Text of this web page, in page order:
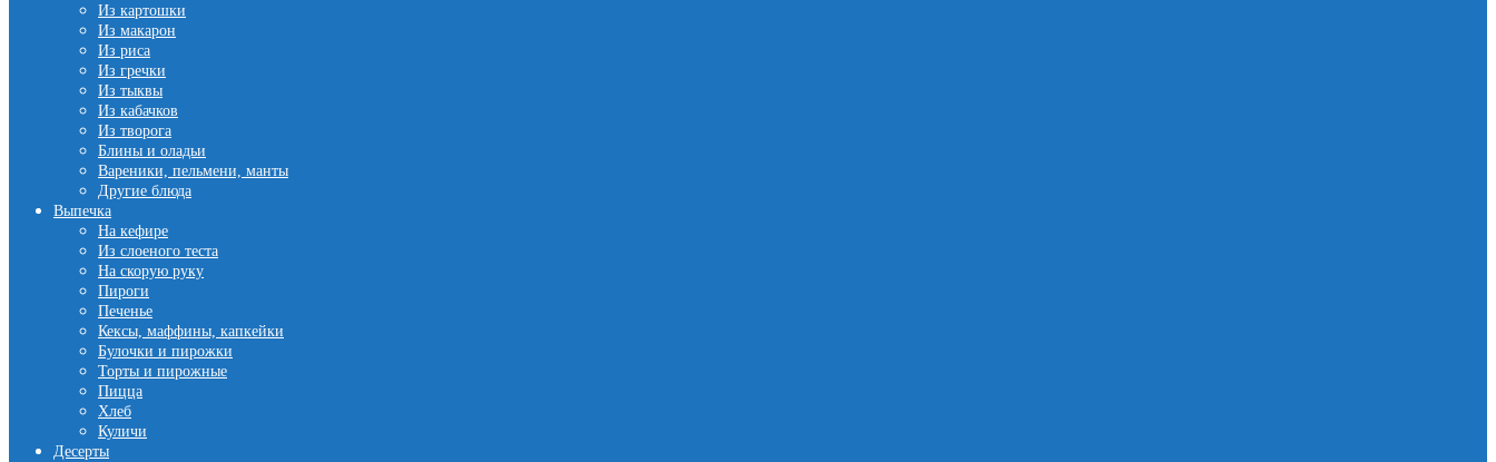
Из картошки
Из макарон
Из риса
Из гречки
Из тыквы
Из кабачков
Из творога
Блины и оладьи
Вареники, пельмени, манты
Другие блюда
Выпечка
На кефире
Из слоеного теста
На скорую руку
Пироги
Печенье
Кексы, маффины, капкейки
Булочки и пирожки
Торты и пирожные
Пицца
Хлеб
Куличи
Десерты